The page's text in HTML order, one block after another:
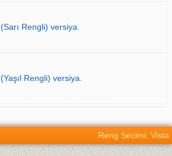
(Sarı Rengli) versiya.
(Yaşıl Rengli) versiya.
Reng Secimi: Vista